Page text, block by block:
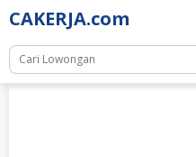
Skip
to
content
CAKERJA.com